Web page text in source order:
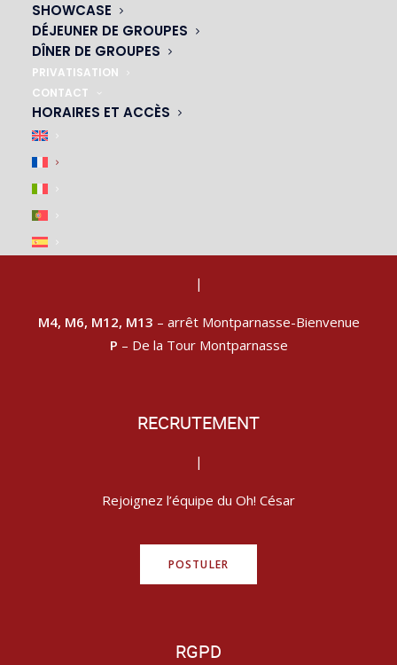
SHOWCASE
DÉJEUNER DE GROUPES
DÎNER DE GROUPES
PRIVATISATION
CONTACT
HORAIRES ET ACCÈS
|
M4, M6, M12, M13 – arrêt Montparnasse-Bienvenue
P – De la Tour Montparnasse
RECRUTEMENT
|
Rejoignez l’équipe du Oh! César
POSTULER
RGPD